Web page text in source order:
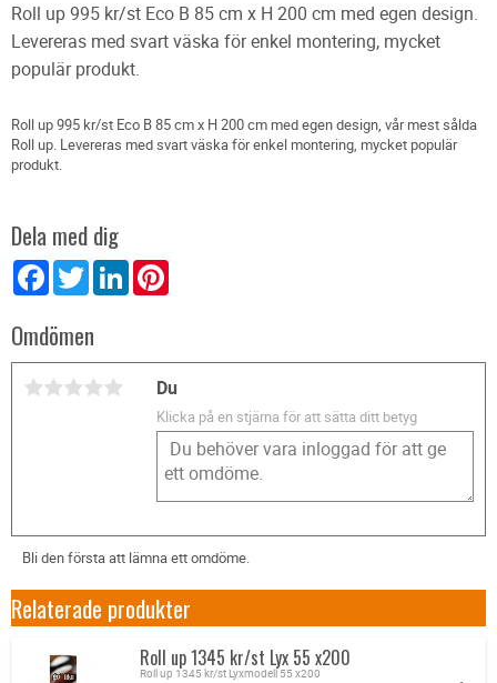
Roll up 995 kr/st Eco B 85 cm x H 200 cm med egen design.
Levereras med svart väska för enkel montering, mycket
populär produkt.
Roll up 995 kr/st Eco B 85 cm x H 200 cm med egen design, vår mest sålda
Roll up. Levereras med svart väska för enkel montering, mycket populär
produkt.
Dela med dig
FacebookTwitter LinkedIn
Omdömen
Du
Klicka på en stjärna för att sätta ditt betyg
Bli den första att lämna ett omdöme.
Relaterade produkter
Roll up 1345 kr/st Lyx 55 x200
Roll up 1345 kr/st Lyxmodell 55 x200